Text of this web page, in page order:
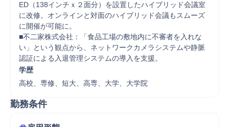
ED（138インチｘ２面分）を設置したハイブリッド会議室
に改修。オンラインと対面のハイブリッド会議もスムーズ
に開催が可能に。
■不二家株式会社：「食品工場の敷地内に不審者を入れな
い」という観点から、ネットワークカメラシステムや静脈
認証による入退管理システムの導入を支援。
学歴
高校、専修、短大、高専、大学、大学院
勤務条件